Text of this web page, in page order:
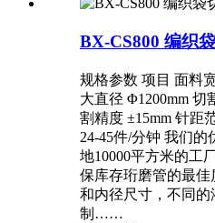
BX-CS800 编织
规格参数 项目 面料
大直径 Φ1200mm 切
割精度 ±15mm 针距
24-45件/分钟 我们的
地10000平方米的工
保库存珩磨管的最佳
和内径尺寸，不同
制……